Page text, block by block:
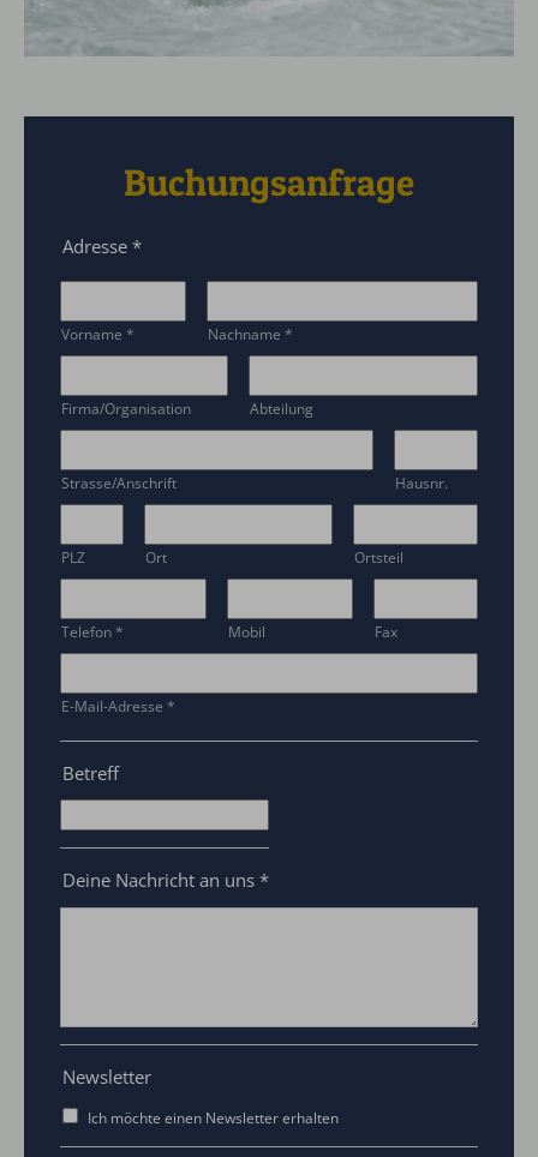
Buchungsanfrage
Adresse*
Vorname * Nachname *
Firma/Organisation Abteilung
Strasse/Anschrift Hausnr.
PLZ Ort Ortsteil
Telefon* Mobil Fax
E-Mail-Adresse *
Betreff
Deine Nachricht an uns*
Newsletter
Ich möchte einen Newsletter erhalten